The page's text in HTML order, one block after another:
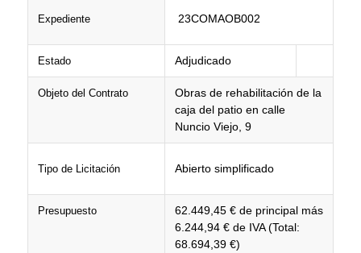
Expediente 23COMAOB002
Estado Adjudicado
Objeto del Contrato
Obras de rehabilitación de la
caja del patio en calle
Nuncio Viejo, 9
Tipo de Licitación Abierto simplificado
Presupuesto
62.449,45 € de principal más
6.244,94 € de IVA (Total:
68.694,39 €)